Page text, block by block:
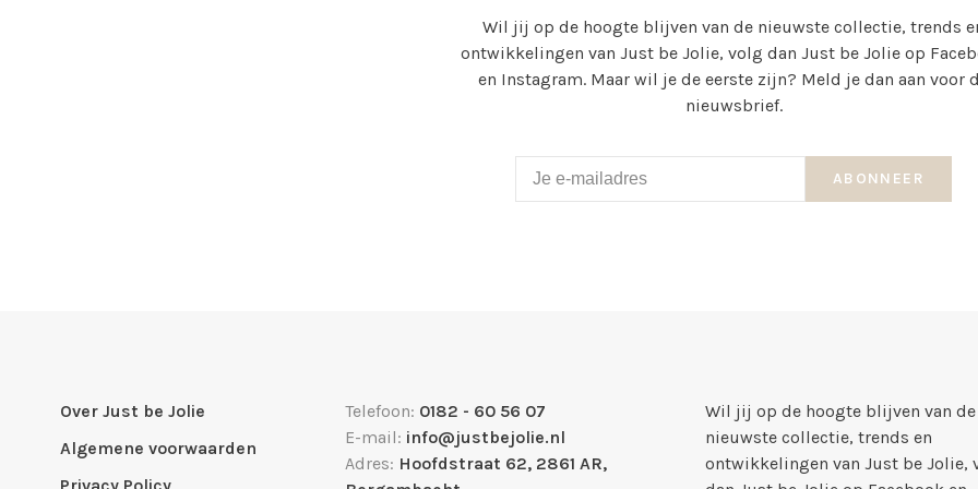
Wil jij op de hoogte blijven van de nieuwste collectie, trends
ontwikkelingen van Just be Jolie, volg dan Just be Jolie op
en Instagram. Maar wil je de eerste zijn? Meld je dan aan voor
nieuwsbrief.
ABONNEER
Over Just be Jolie
Algemene voorwaarden
Telefoon: 0182 - 60 56 07
E-mail: info@justbejolie.nl
Adres: Hoofdstraat 62, 2861 AR,
Wil jij op de hoogte blijven van de
nieuwste collectie, trends en
ontwikkelingen van Just be Jolie,